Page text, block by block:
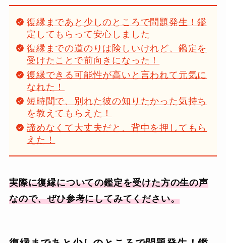
復縁まであと少しのところで問題発生！鑑
定してもらって安心しました
復縁までの道のりは険しいけれど、鑑定を
受けたことで前向きになった！
復縁できる可能性が高いと言われて元気に
なれた！
短時間で、別れた彼の知りたかった気持ち
を教えてもらえた！
諦めなくて大丈夫だと、背中を押してもら
えた！
実際に復縁についての鑑定を受けた方の生の声
なので、ぜひ参考にしてみてください。